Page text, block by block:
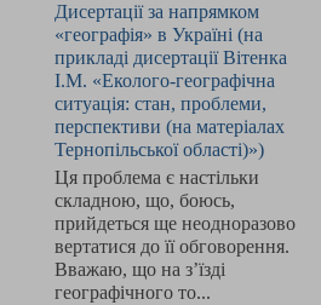
Дисертації за напрямком
«географія» в Україні (на
прикладі дисертації Вітенка
І.М. «Еколого-географічна
ситуація: стан, проблеми,
перспективи (на матеріалах
Тернопільської області)»)
Ця проблема є настільки
складною, що, боюсь,
прийдеться ще неодноразово
вертатися до її обговорення.
Вважаю, що на з’їзді
географічного то...